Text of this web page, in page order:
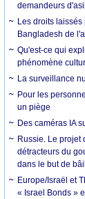
demandeurs
Les droits
Bangladesh de
Qu'est-ce qui
phénomène
La surveillance
Pour les
un piège
Des caméras IA
Russie. Le projet
détracteurs du
dans le but de
Europe/Israël et
« Israel Bonds »